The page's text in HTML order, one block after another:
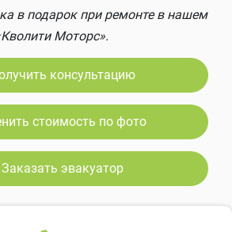
в подарок при ремонте в нашем
Моторс».
консультацию
стоимость по фото
Заказать эвакуатор